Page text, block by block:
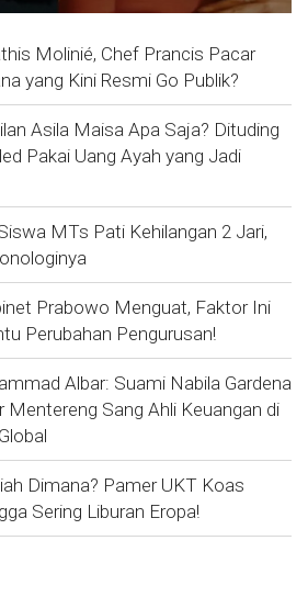
Molinié, Chef Prancis Pacar
yang Kini Resmi Go Publik?
Asila Maisa Apa Saja? Dituding
Pakai Uang Ayah yang Jadi
MTs Pati Kehilangan 2 Jari,
Prabowo Menguat, Faktor Ini
Perubahan Pengurusan!
Albar: Suami Nabila Gardena
Mentereng Sang Ahli Keuangan di
Dimana? Pamer UKT Koas
Sering Liburan Eropa!